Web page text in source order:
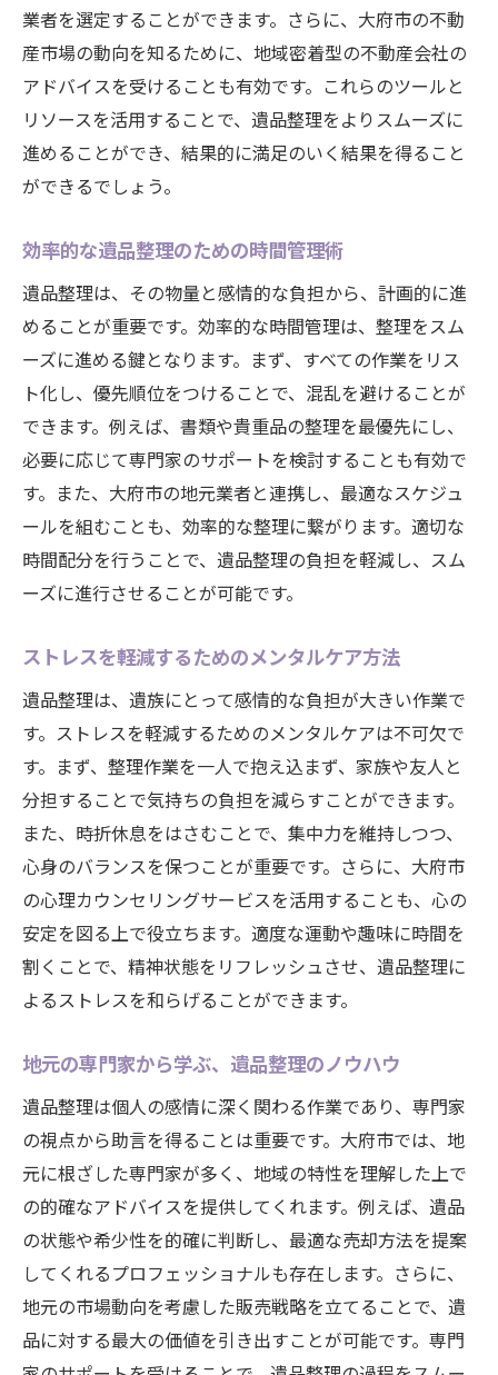
業者を選定することができます。さらに、大府市の不動
産市場の動向を知るために、地域密着型の不動産会社の
アドバイスを受けることも有効です。これらのツールと
リソースを活用することで、遺品整理をよりスムーズに
進めることができ、結果的に満足のいく結果を得ること
ができるでしょう。
効率的な遺品整理のための時間管理術
遺品整理は、その物量と感情的な負担から、計画的に進
めることが重要です。効率的な時間管理は、整理をスム
ーズに進める鍵となります。まず、すべての作業をリス
ト化し、優先順位をつけることで、混乱を避けることが
できます。例えば、書類や貴重品の整理を最優先にし、
必要に応じて専門家のサポートを検討することも有効で
す。また、大府市の地元業者と連携し、最適なスケジュ
ールを組むことも、効率的な整理に繋がります。適切な
時間配分を行うことで、遺品整理の負担を軽減し、スム
ーズに進行させることが可能です。
ストレスを軽減するためのメンタルケア方法
遺品整理は、遺族にとって感情的な負担が大きい作業で
す。ストレスを軽減するためのメンタルケアは不可欠で
す。まず、整理作業を一人で抱え込まず、家族や友人と
分担することで気持ちの負担を減らすことができます。
また、時折休息をはさむことで、集中力を維持しつつ、
心身のバランスを保つことが重要です。さらに、大府市
の心理カウンセリングサービスを活用することも、心の
安定を図る上で役立ちます。適度な運動や趣味に時間を
割くことで、精神状態をリフレッシュさせ、遺品整理に
よるストレスを和らげることができます。
地元の専門家から学ぶ、遺品整理のノウハウ
遺品整理は個人の感情に深く関わる作業であり、専門家
の視点から助言を得ることは重要です。大府市では、地
元に根ざした専門家が多く、地域の特性を理解した上で
の的確なアドバイスを提供してくれます。例えば、遺品
の状態や希少性を的確に判断し、最適な売却方法を提案
してくれるプロフェッショナルも存在します。さらに、
地元の市場動向を考慮した販売戦略を立てることで、遺
品に対する最大の価値を引き出すことが可能です。専門